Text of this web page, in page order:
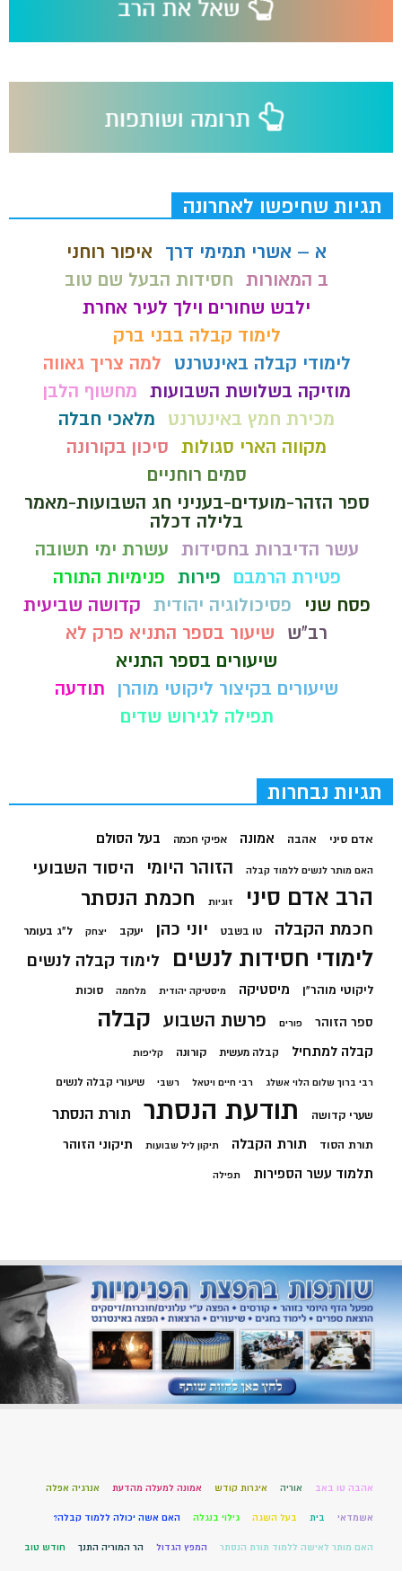
תגיות שחיפשו לאחרונה
א – אשרי תמימי דרך
איפור רוחני
ב המאורות חסידות הבעל שם טוב
ילבש שחורים וילך לעיר אחרת
לימוד קבלה בבני ברק
לימודי קבלה באינטרנט
למה צריך גאווה
מוזיקה בשלושת השבועות מחשוף הלבן
מכירת חמץ באינטרנט
מלאכי חבלה
מקווה הארי סגולות סיכון בקורונה
סמים רוחניים
ספר הזהר-מועדים-בעניני חג השבועות-מאמר
בלילה דכלה
עשר הדיברות בחסידות עשרת ימי תשובה
פטירת הרמבם
פירות פנימיות התורה
פסח שני
פסיכולוגיה יהודית קדושה שביעית
רב"ש
שיעור בספר התניא פרק לא
שיעורים בספר התניא
שיעורים בקיצור ליקוטי מוהרן
תודעה
תפילה לגירוש שדים
תגיות נבחרות
אדם סיני אהבה אמונה אפיקי חכמה בעל הסולם
האם מותר לנשים ללמוד קבלה הזוהר היומי היסוד השבועי
הרב אדם סיני זוגיות חכמת הנסתר
חכמת הקבלה טו בשבט יוני כהן יעקב יצחק ל"ג בעומר
לימודי חסידות לנשים לימוד קבלה לנשים
ליקוטי מוהר"ן מיסטיקה מיסטיקה יהודית מלחמה סוכות
ספר הזוהר פורים פרשת השבוע קבלה
קבלה למתחיל קבלה מעשית קורונה קליפות
רבי ברוך שלום הלוי אשלג רבי חיים ויטאל רשבי שיעורי קבלה לנשים
שערי קדושה תודעת הנסתר תורת הנסתר
תורת הסוד תורת הקבלה תיקון ליל שבועות תיקוני הזוהר
תלמוד עשר הספירות תפילה
אהבה טו באב אוריה איגרות קודש אמונה למעלה מהדעת אנרגיה אפלה
אשמדאי בית בעל השגה גילוי בנגלה האם אשה יכולה ללמוד קבלה?
האם מותר לאישה ללמוד תורת הנסתר המפץ הגדול הר המוריה התנך חודש טוב